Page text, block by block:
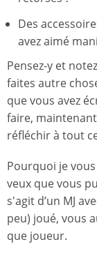
Des
avez aimé
Pensez-y et
faites autre
que vous avez
faire,
réfléchir à tout
Pourquoi je
veux que vous
s'agit d’un MJ
peu) joué, vous
que joueur.